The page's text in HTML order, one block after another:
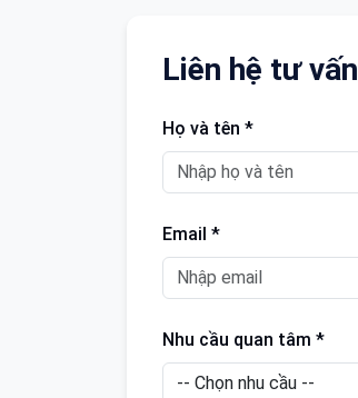
Liên hệ tư vấn
Họ và tên *
Email *
Nhu cầu quan tâm *